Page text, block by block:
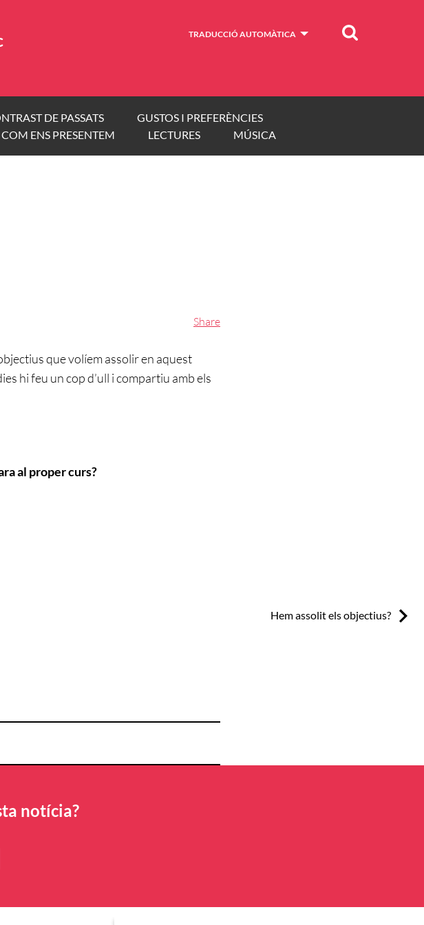
TRADUCCIÓ AUTOMÀTICA Cercar
DE PASSATS
GUSTOS I PREFERÈNCIES
COM ENS PRESENTEM LECTURES MÚSICA
Share
que volíem assolir en aquest
hi feu un cop d’ull i compartiu amb els
al proper curs?
Next:
Hem assolit els objectius?
notícia?